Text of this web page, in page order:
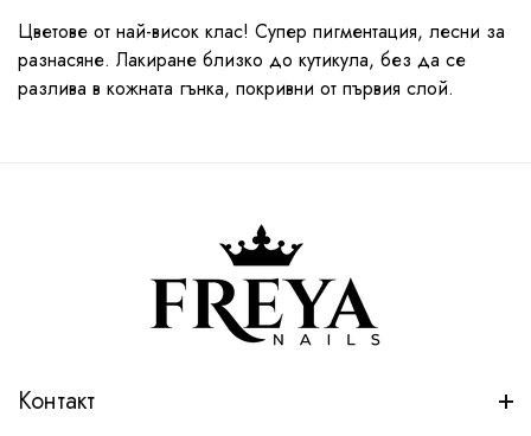
Цветове от най-висок клас! Супер пигментация, лесни за
разнасяне. Лакиране близко до кутикула, без да се
разлива в кожната гънка, покривни от първия слой.
Контакт